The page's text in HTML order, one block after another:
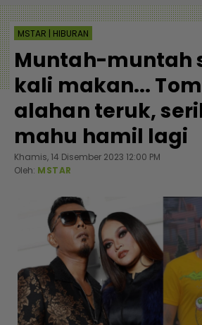
MSTAR | HIBURAN
Muntah-muntah
kali makan...
alahan teruk,
mahu hamil lagi
Khamis, 14 Disember 2023 12:00 PM
Oleh: MSTAR